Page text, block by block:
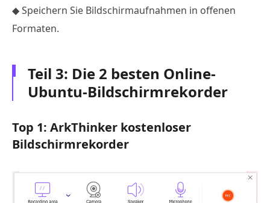
◆ Speichern Sie Bildschirmaufnahmen in offenen
Formaten.
Teil 3: Die 2 besten Online-
Ubuntu-Bildschirmrekorder
Top 1: ArkThinker kostenloser
Bildschirmrekorder